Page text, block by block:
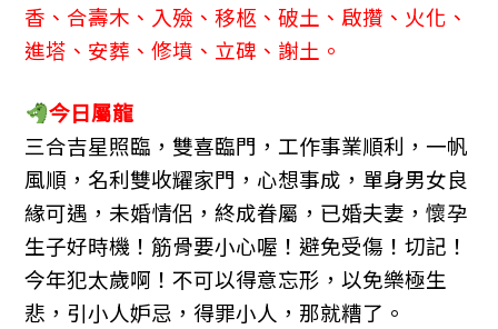
香、合壽木、入殮、移柩、破土、啟攢、火化、
進塔、安葬、修墳、立碑、謝土。
今日屬龍
三合吉星照臨，雙喜臨門，工作事業順利，一帆
風順，名利雙收耀家門，心想事成，單身男女良
緣可遇，未婚情侶，終成眷屬，已婚夫妻，懷孕
生子好時機！筋骨要小心喔！避免受傷！切記！
今年犯太歲啊！不可以得意忘形，以免樂極生
悲，引小人妒忌，得罪小人，那就糟了。